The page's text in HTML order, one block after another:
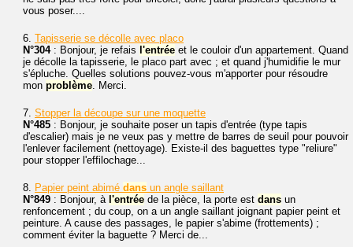
vous poser....
6. Tapisserie se décolle avec placo
N°304: Bonjour, je refais l'entrée et le couloir d'un appartement. Quand
je décolle la tapisserie, le placo part avec ; et quand j'humidifie le mur
s'épluche. Quelles solutions pouvez-vous m'apporter pour résoudre
mon problème. Merci.
7. Stopper la découpe sur une moquette
N°485 : Bonjour, je souhaite poser un tapis d'entrée (type tapis
d'escalier) mais je ne veux pas y mettre de barres de seuil pour pouvoir
l'enlever facilement (nettoyage). Existe-il des baguettes type "reliure"
pour stopper l'effilochage...
8. Papier peint abimé dans un angle saillant
N°849 : Bonjour, à l'entrée de la pièce, la porte est dans un
renfoncement ; du coup, on a un angle saillant joignant papier peint et
peinture. A cause des passages, le papier s'abime (frottements) ;
comment éviter la baguette ? Merci de...